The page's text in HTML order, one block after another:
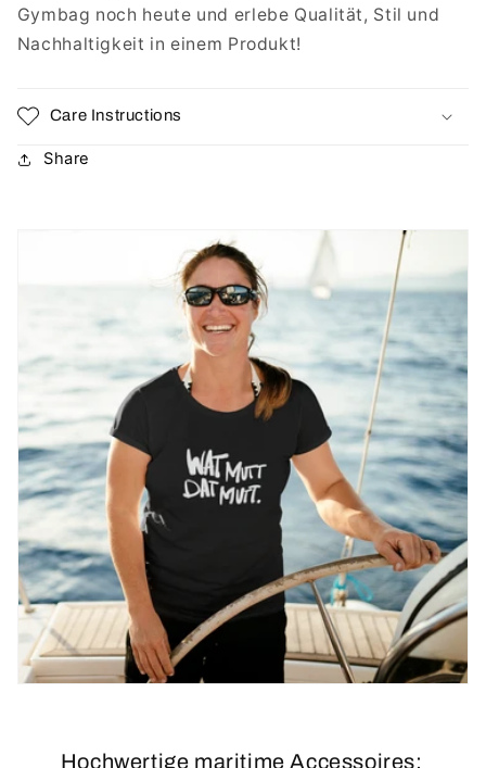
Gymbag noch heute und erlebe Qualität, Stil und
Nachhaltigkeit in einem Produkt!
Care Instructions
Share
Hochwertige maritime Accessoires: